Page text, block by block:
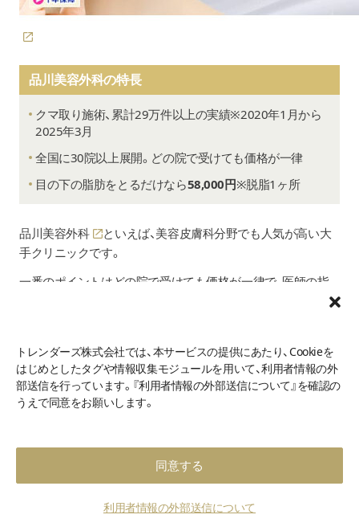
トレンダーズ株式会社では、本サービスの提供にあたり、Cookieを
はじめとしたタグや情報収集モジュールを用いて、利用者情報の外
部送信を行っています。『利用者情報の外部送信について』を確認の
うえで同意をお願いします。
同意する
利用者情報の外部送信について
品川美容外科の特長
クマ取り施術、累計29万件以上の実績※2020年1月から
2025年3月
全国に30院以上展開。どの院で受けても価格が一律
目の下の脂肪をとるだけなら58,000円※脱脂1ヶ所
品川美容外科
といえば、美容皮膚科分野でも人気が高い大
手クリニックです。
一番のポイントはどの院で受けても価格が一律で、医師の指
いるから、初めてクマ取りを受ける人も安心です。
※再手術の保証には条件があります
脱脂のみであれば58,000円からと、お財布にやさしい費用で
本当に必要な施術だけを見極めて提案してくれるので「費用
がかさばってしまうのが気になる……」という方におすすめの
クリニックですよ。
無理な勧誘も一切ありませんので、納得がいくまでカウンセ